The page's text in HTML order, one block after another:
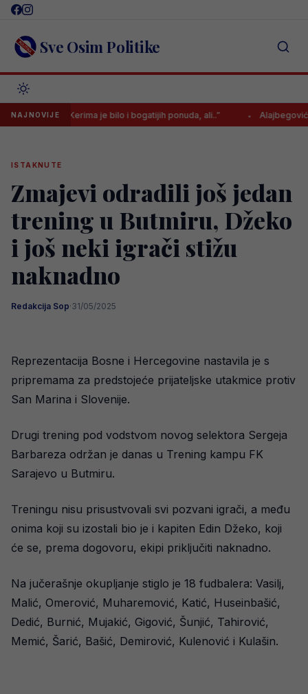
Skip
content Sve Osim Politike
NAJNOVIJE
“Za Kerima je bilo i bogatijih ponuda, ali..” Alajbegović u
ISTAKNUTE
Zmajevi odradili još jedan
trening u Butmiru, Džeko
i još neki igrači stižu
naknadno
Redakcija Sop·31/05/2025
Reprezentacija Bosne i Hercegovine nastavila je s
pripremama za predstojeće prijateljske utakmice protiv
San Marina i Slovenije.
Drugi trening pod vodstvom novog selektora Sergeja
Barbareza održan je danas u Trening kampu FK
Sarajevo u Butmiru.
Treningu nisu prisustvovali svi pozvani igrači, a među
onima koji su izostali bio je i kapiten Edin Džeko, koji
će se, prema dogovoru, ekipi priključiti naknadno.
Na jučerašnje okupljanje stiglo je 18 fudbalera: Vasilj,
Malić, Omerović, Muharemović, Katić, Huseinbašić,
Dedić, Burnić, Mujakić, Gigović, Šunjić, Tahirović,
Memić, Šarić, Bašić, Demirović, Kulenović i Kulašin.